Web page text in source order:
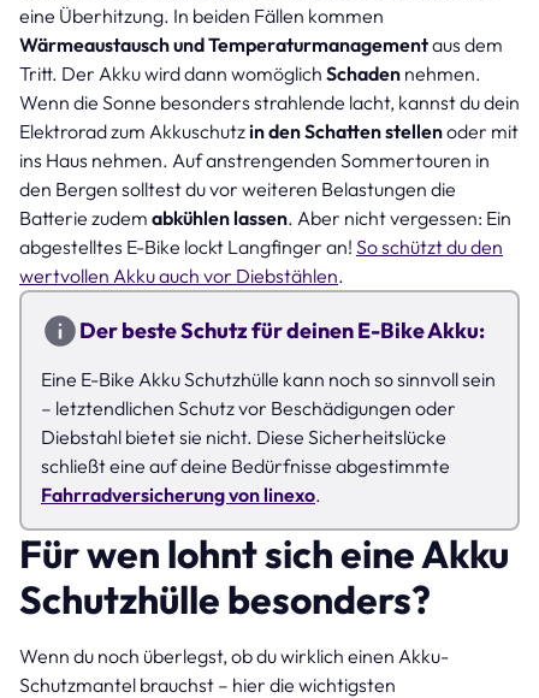
eine Überhitzung. In beiden Fällen kommen
Wärmeaustausch und Temperaturmanagementaus dem
Tritt. Der Akku wird dann womöglich Schaden nehmen.
Wenn die Sonne besonders strahlende lacht, kannst du dein
Elektrorad zum Akkuschutzin den Schatten stellenoder mit
ins Haus nehmen. Auf anstrengenden Sommertouren in
den Bergen solltest du vor weiteren Belastungen die
Batterie zudem abkühlen lassen. Aber nicht vergessen: Ein
abgestelltes E-Bike lockt Langfinger an! So schützt du den
wertvollen Akku auch vor Diebstählen.
Der beste Schutz für deinen E-Bike Akku:
Eine E-Bike Akku Schutzhülle kann noch so sinnvoll sein
– letztendlichen Schutz vor Beschädigungen oder
Diebstahl bietet sie nicht. Diese Sicherheitslücke
schließt eine auf deine Bedürfnisse abgestimmte
Fahrradversicherung von linexo.
Für wen lohnt sich eine Akku
Schutzhülle besonders?
Wenn du noch überlegst, ob du wirklich einen Akku-
Schutzmantel brauchst – hier die wichtigsten